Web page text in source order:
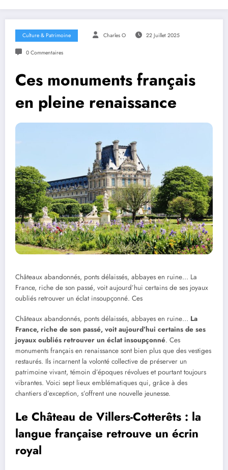
Culture & Patrimoine Charles O 22 Juillet 2025
0 Commentaires
Ces monuments français
en pleine renaissance
Châteaux abandonnés, ponts délaissés, abbayes en ruine… La
France, riche de son passé, voit aujourd’hui certains de ses joyaux
oubliés retrouver un éclat insoupçonné. Ces
Châteaux abandonnés, ponts délaissés, abbayes en ruine… La
France, riche de son passé, voit aujourd’hui certains de ses
joyaux oubliés retrouver un éclat insoupçonné. Ces
monuments français en renaissance sont bien plus que des vestiges
restaurés. Ils incarnent la volonté collective de préserver un
patrimoine vivant, témoin d’époques révolues et pourtant toujours
vibrantes. Voici sept lieux emblématiques qui, grâce à des
chantiers d’exception, s’offrent une nouvelle jeunesse.
Le Château de Villers-Cotterêts : la
langue française retrouve un écrin
royal